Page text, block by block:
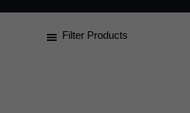
Filter Products